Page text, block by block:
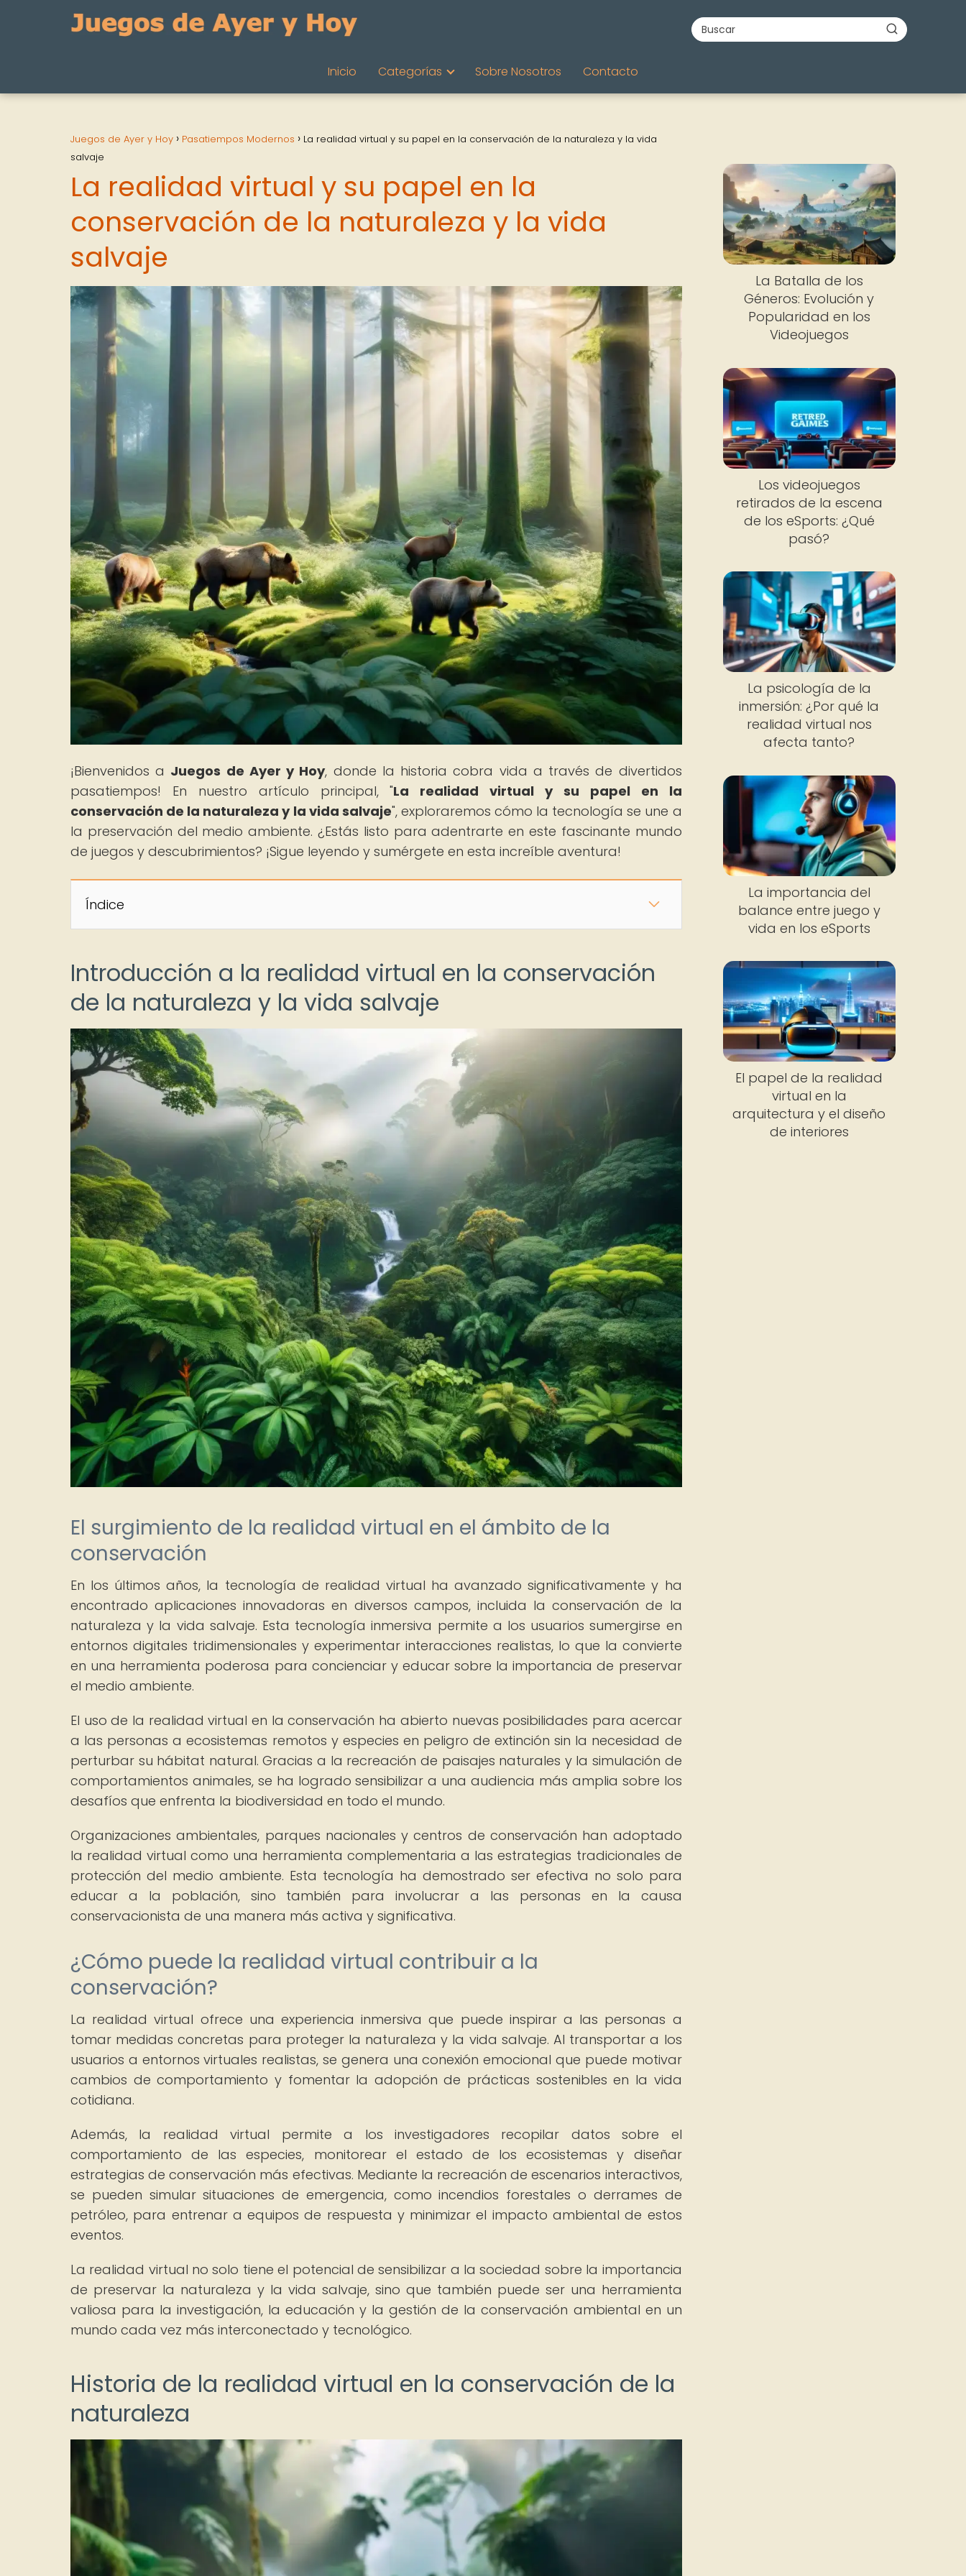
Inicio Categorías Sobre Nosotros Contacto
Juegos de Ayer y Hoy Pasatiempos Modernos
La realidad virtual y su papel en la conservación de la naturaleza y la vida
salvaje
La realidad virtual y su papel en la
conservación de la naturaleza y la vida
salvaje
¡Bienvenidos a Juegos de Ayer y Hoy, donde la historia cobra vida a través de divertidos
pasatiempos! En nuestro artículo principal, "La realidad virtual y su papel en la
conservación de la naturaleza y la vida salvaje", exploraremos cómo la tecnología se une a
la preservación del medio ambiente. ¿Estás listo para adentrarte en este fascinante mundo
de juegos y descubrimientos? ¡Sigue leyendo y sumérgete en esta increíble aventura!
Índice
Introducción a la realidad virtual en la conservación
de la naturaleza y la vida salvaje
El surgimiento de la realidad virtual en el ámbito de la
conservación
En los últimos años, la tecnología de realidad virtual ha avanzado significativamente y ha
encontrado aplicaciones innovadoras en diversos campos, incluida la conservación de la
naturaleza y la vida salvaje. Esta tecnología inmersiva permite a los usuarios sumergirse en
entornos digitales tridimensionales y experimentar interacciones realistas, lo que la convierte
en una herramienta poderosa para concienciar y educar sobre la importancia de preservar
el medio ambiente.
El uso de la realidad virtual en la conservación ha abierto nuevas posibilidades para acercar
a las personas a ecosistemas remotos y especies en peligro de extinción sin la necesidad de
perturbar su hábitat natural. Gracias a la recreación de paisajes naturales y la simulación de
comportamientos animales, se ha logrado sensibilizar a una audiencia más amplia sobre los
desafíos que enfrenta la biodiversidad en todo el mundo.
Organizaciones ambientales, parques nacionales y centros de conservación han adoptado
la realidad virtual como una herramienta complementaria a las estrategias tradicionales de
protección del medio ambiente. Esta tecnología ha demostrado ser efectiva no solo para
educar a la población, sino también para involucrar a las personas en la causa
conservacionista de una manera más activa y significativa.
¿Cómo puede la realidad virtual contribuir a la
conservación?
La realidad virtual ofrece una experiencia inmersiva que puede inspirar a las personas a
tomar medidas concretas para proteger la naturaleza y la vida salvaje. Al transportar a los
usuarios a entornos virtuales realistas, se genera una conexión emocional que puede motivar
cambios de comportamiento y fomentar la adopción de prácticas sostenibles en la vida
cotidiana.
Además, la realidad virtual permite a los investigadores recopilar datos sobre el
comportamiento de las especies, monitorear el estado de los ecosistemas y diseñar
estrategias de conservación más efectivas. Mediante la recreación de escenarios interactivos,
se pueden simular situaciones de emergencia, como incendios forestales o derrames de
petróleo, para entrenar a equipos de respuesta y minimizar el impacto ambiental de estos
eventos.
La realidad virtual no solo tiene el potencial de sensibilizar a la sociedad sobre la importancia
de preservar la naturaleza y la vida salvaje, sino que también puede ser una herramienta
valiosa para la investigación, la educación y la gestión de la conservación ambiental en un
mundo cada vez más interconectado y tecnológico.
Historia de la realidad virtual en la conservación de la
naturaleza
La Batalla de los
Géneros: Evolución y
Popularidad en los
Videojuegos
Los videojuegos
retirados de la escena
de los eSports: ¿Qué
pasó?
La psicología de la
inmersión: ¿Por qué la
realidad virtual nos
afecta tanto?
La importancia del
balance entre juego y
vida en los eSports
El papel de la realidad
virtual en la
arquitectura y el diseño
de interiores